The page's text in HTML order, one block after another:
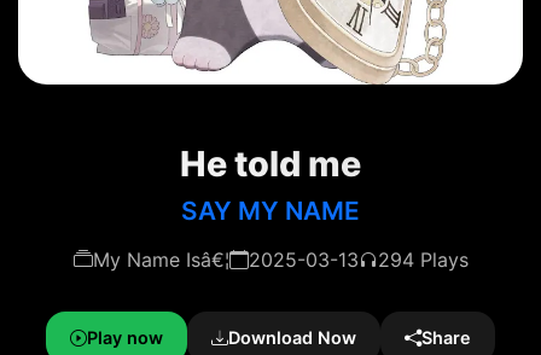
He told me
SAY MY NAME
My Name Isâ€¦ 2025-03-13 294 Plays
Play now Download Now Share